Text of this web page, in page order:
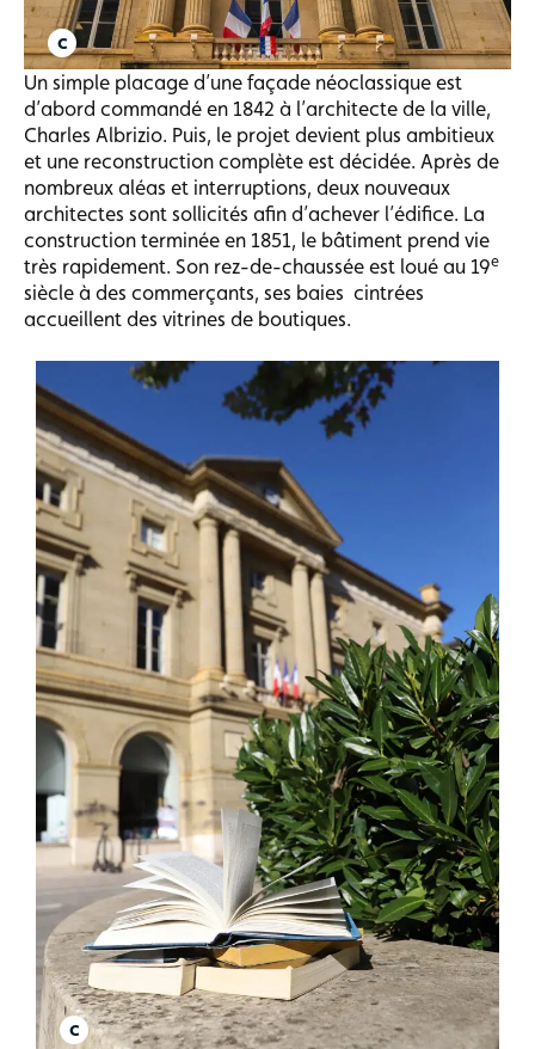
Un simple placage d’une façade néoclassique est
d’abord commandé en 1842 à l’architecte de la ville,
Charles Albrizio. Puis, le projet devient plus ambitieux
et une reconstruction complète est décidée. Après de
nombreux aléas et interruptions, deux nouveaux
architectes sont sollicités afin d’achever l’édifice. La
construction terminée en 1851, le bâtiment prend vie
très rapidement. Son rez-de-chaussée est loué au 19e
siècle à des commerçants, ses baies cintrées
accueillent des vitrines de boutiques.